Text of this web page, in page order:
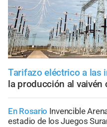
Tarifazo eléctrico a las
la producción al
En Rosario Invencible
estadio de los Juegos